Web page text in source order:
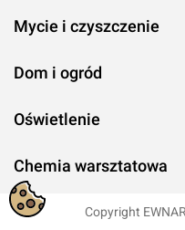
Mycie i czyszczenie
Dom i ogród
Oświetlenie
Chemia warsztatowa
Copyright